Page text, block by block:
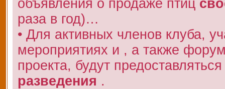
объявления о продаже птиц
раза в год)…
• Для активных членов клуба,
мероприятиях и , а также
проекта, будут
разведения .